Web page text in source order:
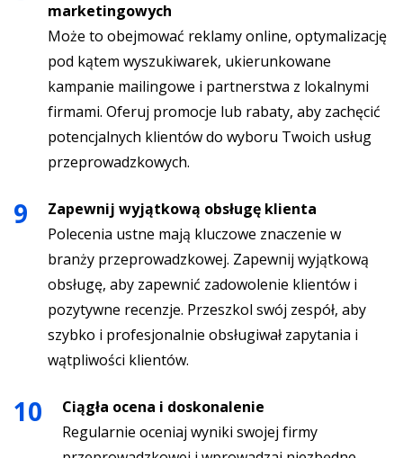
marketingowych
Może to obejmować reklamy online, optymalizację
pod kątem wyszukiwarek, ukierunkowane
kampanie mailingowe i partnerstwa z lokalnymi
firmami. Oferuj promocje lub rabaty, aby zachęcić
potencjalnych klientów do wyboru Twoich usług
przeprowadzkowych.
Zapewnij wyjątkową obsługę klienta
Polecenia ustne mają kluczowe znaczenie w
branży przeprowadzkowej. Zapewnij wyjątkową
obsługę, aby zapewnić zadowolenie klientów i
pozytywne recenzje. Przeszkol swój zespół, aby
szybko i profesjonalnie obsługiwał zapytania i
wątpliwości klientów.
Ciągła ocena i doskonalenie
Regularnie oceniaj wyniki swojej firmy